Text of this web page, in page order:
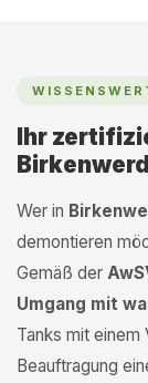
Ihr
Wer in
demontieren
Gemäß der
Umgang mit
Tanks mit einem
Beauftragung